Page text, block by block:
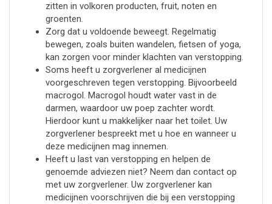
zitten in volkoren producten, fruit, noten en
groenten.
Zorg dat u voldoende beweegt. Regelmatig
bewegen, zoals buiten wandelen, fietsen of yoga,
kan zorgen voor minder klachten van verstopping.
Soms heeft u zorgverlener al medicijnen
voorgeschreven tegen verstopping. Bijvoorbeeld
macrogol. Macrogol houdt water vast in de
darmen, waardoor uw poep zachter wordt.
Hierdoor kunt u makkelijker naar het toilet. Uw
zorgverlener bespreekt met u hoe en wanneer u
deze medicijnen mag innemen.
Heeft u last van verstopping en helpen de
genoemde adviezen niet? Neem dan contact op
met uw zorgverlener. Uw zorgverlener kan
medicijnen voorschrijven die bij een verstopping